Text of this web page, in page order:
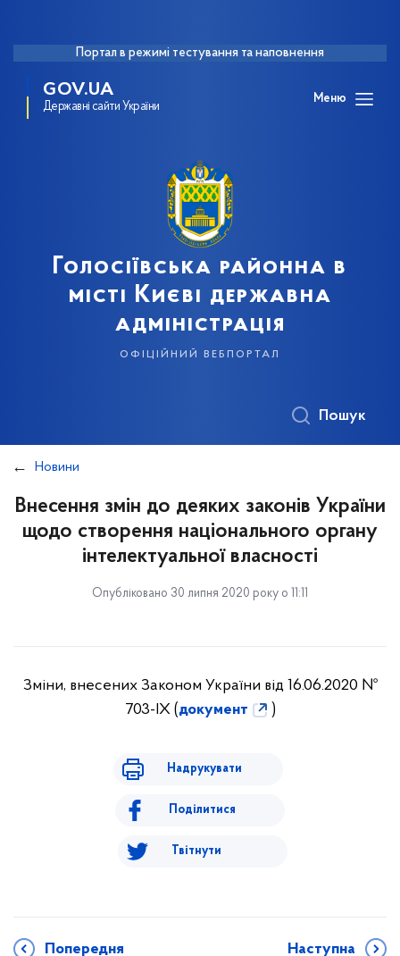
Портал в режимі тестування та наповнення
GOV.UA
Державні сайти України
Меню
Голосіївська районна в
місті Києві державна
адміністрація
офіційний вебпортал
Пошук
Новини
Внесення змін до деяких законів України
щодо створення національного органу
інтелектуальної власності
Опубліковано 30 липня 2020 року о 11:11
Зміни, внесених Законом України від 16.06.2020 №
703-ІХ (документ )
Надрукувати
Поділитися
Твітнути
Попередня Наступна